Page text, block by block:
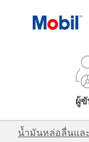
ผู้
น้ำมันหล่อลื่นแล